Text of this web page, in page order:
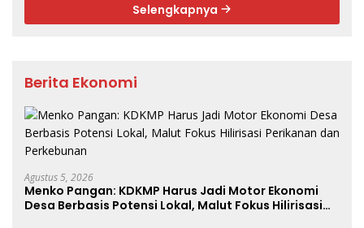
Selengkapnya
Berita Ekonomi
Agustus 5, 2026
Menko Pangan: KDKMP Harus Jadi Motor Ekonomi
Desa Berbasis Potensi Lokal, Malut Fokus Hilirisasi